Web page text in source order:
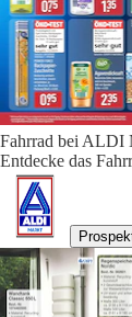
Fahrrad bei ALDI
Entdecke das